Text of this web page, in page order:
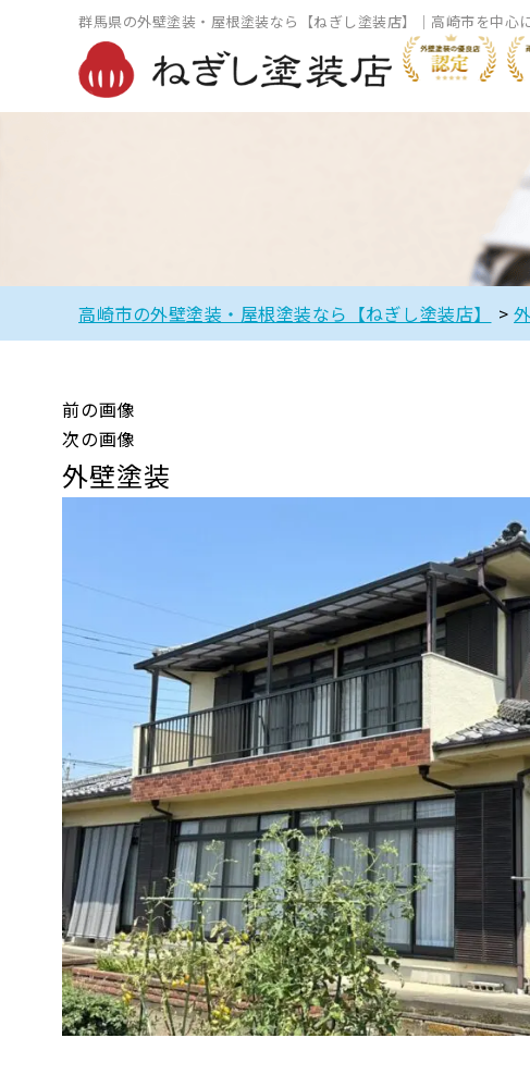
群馬県の外壁塗装・屋根塗装なら【ねぎし塗装店】｜高崎市を中心
高崎市の外壁塗装・屋根塗装なら【ねぎし塗装店】 >
前の画像
次の画像
外壁塗装